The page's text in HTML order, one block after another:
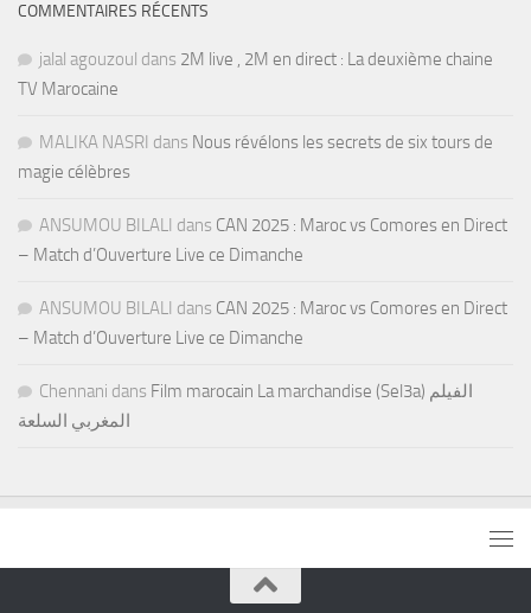
COMMENTAIRES RÉCENTS
jalal agouzoul dans 2M live , 2M en direct : La deuxième chaine
TV Marocaine
MALIKA NASRI dans Nous révélons les secrets de six tours de
magie célèbres
ANSUMOU BILALI dans CAN 2025 : Maroc vs Comores en Direct
– Match d’Ouverture Live ce Dimanche
ANSUMOU BILALI dans CAN 2025 : Maroc vs Comores en Direct
– Match d’Ouverture Live ce Dimanche
Chennani dans Film marocain La marchandise (Sel3a) الفيلم
المغربي السلعة